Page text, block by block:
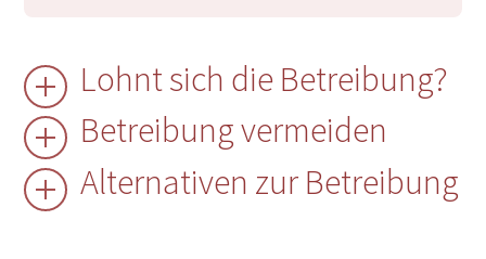
Lohnt sich die Betreibung?
Betreibung vermeiden
Alternativen zur Betreibung